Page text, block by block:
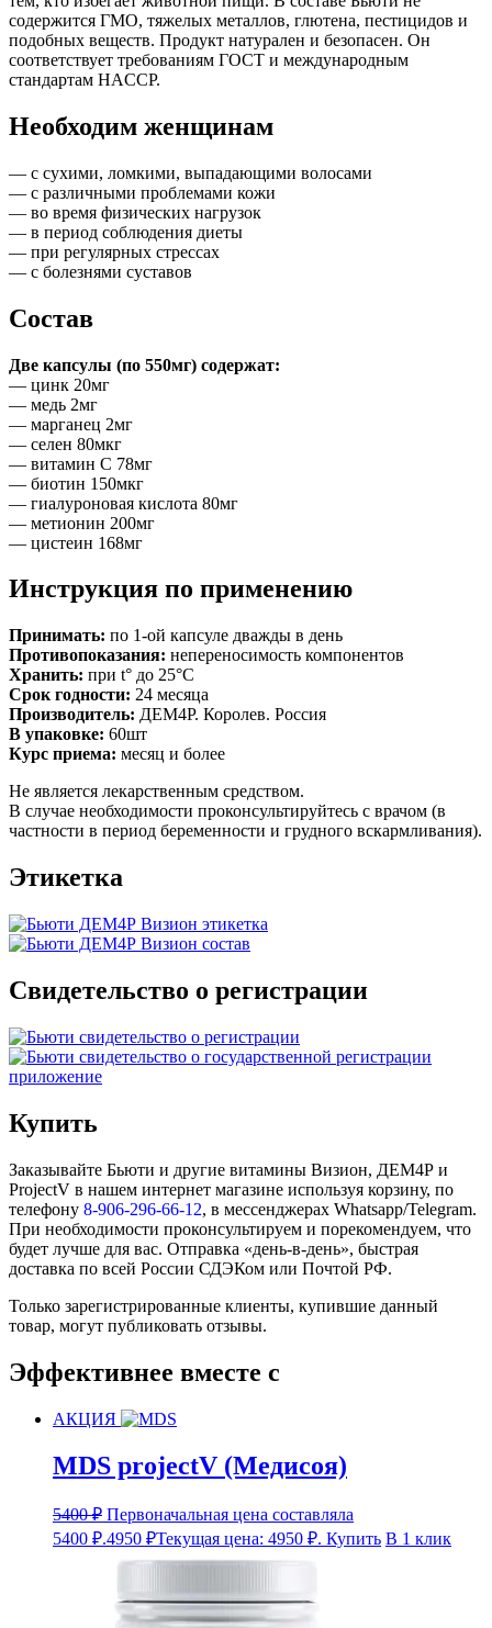
содержится ГМО, тяжелых металлов, глютена, пестицидов и
подобных веществ. Продукт натурален и безопасен. Он
соответствует требованиям ГОСТ и международным
стандартам HACCP.
Необходим женщинам
— с сухими, ломкими, выпадающими волосами
— с различными проблемами кожи
— во время физических нагрузок
— в период соблюдения диеты
— при регулярных стрессах
— с болезнями суставов
Состав
Две капсулы (по 550мг) содержат:
— цинк 20мг
— медь 2мг
— марганец 2мг
— селен 80мкг
— витамин C 78мг
— биотин 150мкг
— гиалуроновая кислота 80мг
— метионин 200мг
— цистеин 168мг
Инструкция по применению
Принимать: по 1-ой капсуле дважды в день
Противопоказания: непереносимость компонентов
Хранить: при t° до 25°С
Срок годности: 24 месяца
Производитель: ДЕМ4Р. Королев. Россия
В упаковке: 60шт
Курс приема: месяц и более
Не является лекарственным средством.
В случае необходимости проконсультируйтесь с врачом (в
частности в период беременности и грудного вскармливания).
Этикетка
Свидетельство о регистрации
Купить
Заказывайте Бьюти и другие витамины Визион, ДЕМ4Р и
ProjectV в нашем интернет магазине используя корзину, по
телефону 8-906-296-66-12, в мессенджерах Whatsapp/Telegram.
При необходимости проконсультируем и порекомендуем, что
будет лучше для вас. Отправка «день-в-день», быстрая
доставка по всей России СДЭКом или Почтой РФ.
Только зарегистрированные клиенты, купившие данный
товар, могут публиковать отзывы.
Эффективнее вместе с
АКЦИЯ
MDS projectV (Медисоя)
5400₽ Первоначальная цена составляла
5400 ₽.4950 ₽Текущая цена: 4950 ₽. Купить В 1 клик